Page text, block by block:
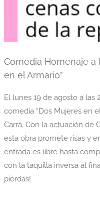
Comedia Homenaje a
en el Armario”
El lunes 19 de agosto a las
comedia “Dos Mujeres en
Carrà. Con la actuación de
esta obra promete risas y
entrada es libre hasta
con la taquilla inversa al
pierdas!